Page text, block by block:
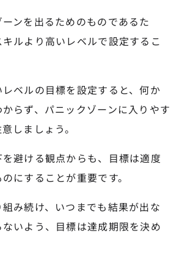
ンを出るためのものであるた
ルより高いレベルで設定するこ
ベルの目標を設定すると、何か
らず、パニックゾーンに入りやす
しましょう。
避ける観点からも、目標は適度
にすることが重要です。
み続け、いつまでも結果が出な
いよう、目標は達成期限を決め